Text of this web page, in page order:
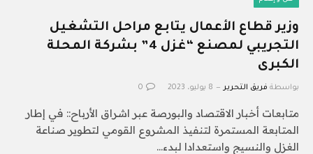
وزير قطاع الأعمال يتابع مراحل التشغيل
التجريبي لمصنع “غزل 4” بشركة المحلة
الكبرى
بواسطة فريق التحرير 8 يوليو، 2023 0
متابعات أخبار الاقتصاد والبورصة عبر اشراق الأرباح:: في إطار
المتابعة المستمرة لتنفيذ المشروع القومي لتطوير صناعة
الغزل والنسيج واستعدادا لبدء…